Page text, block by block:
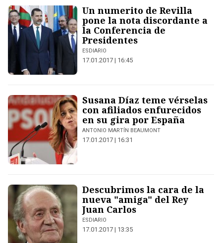
Un numerito de Revilla
pone la nota discordante a
la Conferencia de
Presidentes
ESDIARIO
17.01.2017 | 16:45
Susana Díaz teme vérselas
con afiliados enfurecidos
en su gira por España
ANTONIO MARTÍN BEAUMONT
17.01.2017 | 16:31
Descubrimos la cara de la
nueva "amiga" del Rey
Juan Carlos
ESDIARIO
17.01.2017 | 13:35